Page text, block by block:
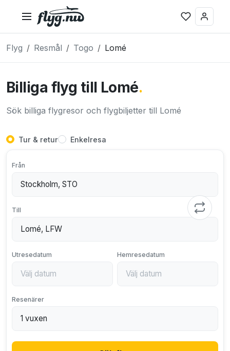
Flyg Resmål Togo Lomé
Billiga flyg till Lomé.
Sök billiga flygresor och flygbiljetter till Lomé
Tur & retur Enkelresa
Från
Till
Utresedatum Hemresedatum
Resenärer